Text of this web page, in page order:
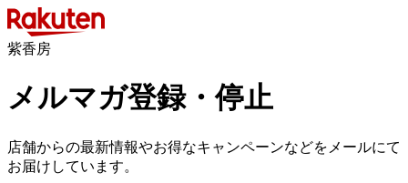
紫香房
メルマガ登録・停止
店舗からの最新情報やお得なキャンペーンなどをメールにて
お届けしています。